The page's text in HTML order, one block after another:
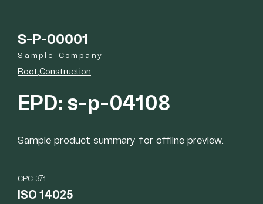
S-P-00001
Sample Company
RootConstruction
EPD: s-p-04108
Sample product summary for offline preview.
CPC 371
ISO 14025